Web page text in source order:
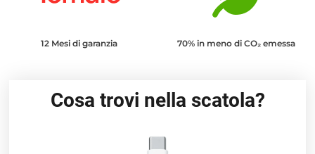
12 Mesi di garanzia 70% in meno di CO₂ emessa
Cosa trovi nella scatola?